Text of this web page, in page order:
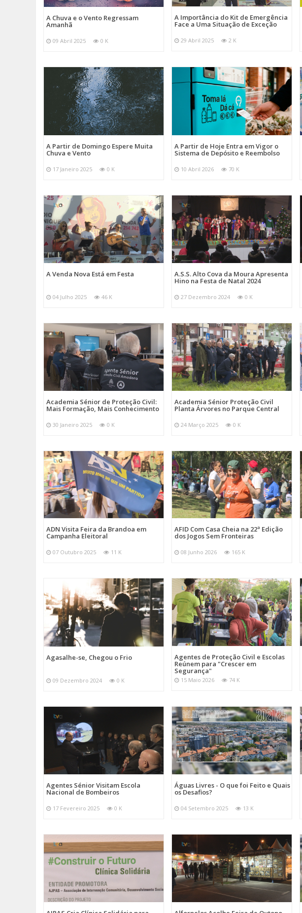
A Chuva e o Vento Regressam
Amanhã
09 Abril 2025 0 K
A Importância do Kit de Emergência
Face a Uma Situação de Exceção
29 Abril 2025 2 K
A Partir de Domingo Espere Muita
Chuva e Vento
17 Janeiro 2025 0 K
A Partir de Hoje Entra em Vigor o
Sistema de Depósito e Reembolso
10 Abril 2026 70 K
A Venda Nova Está em Festa
04 Julho 2025 46 K
A.S.S. Alto Cova da Moura Apresenta
Hino na Festa de Natal 2024
27 Dezembro 2024 0 K
Academia Sénior de Proteção Civil:
Mais Formação, Mais Conhecimento
30 Janeiro 2025 0 K
Academia Sénior Proteção Civil
Planta Árvores no Parque Central
24 Março 2025 0 K
ADN Visita Feira da Brandoa em
Campanha Eleitoral
07 Outubro 2025 11 K
AFID Com Casa Cheia na 22ª Edição
dos Jogos Sem Fronteiras
08 Junho 2026 165 K
Agasalhe-se, Chegou o Frio
09 Dezembro 2024 0 K
Agentes de Proteção Civil e Escolas
Reúnem para "Crescer em
Segurança"
15 Maio 2026 74 K
Agentes Sénior Visitam Escola
Nacional de Bombeiros
17 Fevereiro 2025 0 K
Águas Livres - O que foi Feito e Quais
os Desafios?
04 Setembro 2025 13 K